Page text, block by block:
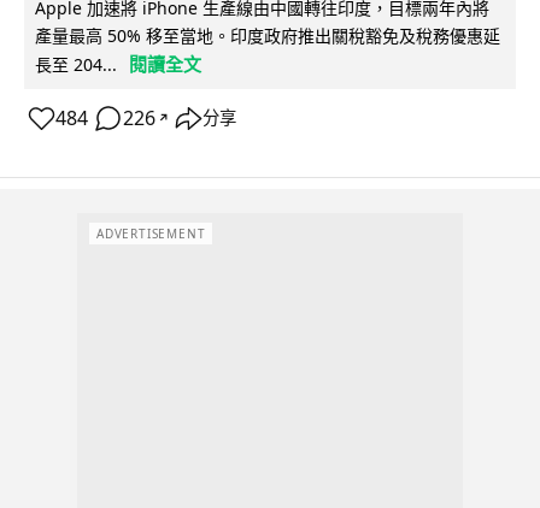
Apple 加速將 iPhone 生產線由中國轉往印度，目標兩年內將
產量最高 50% 移至當地。印度政府推出關稅豁免及稅務優惠延
長至 204...
閱讀全文
484 226 ↗ 分享
ADVERTISEMENT